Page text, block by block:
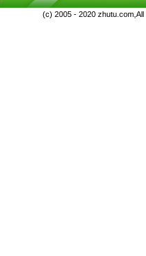
(c) 2005 - 2020